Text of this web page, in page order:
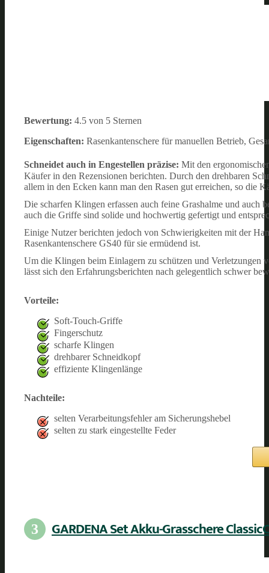
Bewertung: 4.5 von 5 Sternen
Eigenschaften: Rasenkantenschere für manuellen Betrieb,
Schneidet auch in Engestellen präzise: Mit den
Käufer in den Rezensionen berichten. Durch den drehbaren
allem in den Ecken kann man den Rasen gut erreichen, so die
Die scharfen Klingen erfassen auch feine Grashalme und auch
auch die Griffe sind solide und hochwertig gefertigt und
Einige Nutzer berichten jedoch von Schwierigkeiten mit der
Rasenkantenschere GS40 für sie ermüdend ist.
Um die Klingen beim Einlagern zu schützen und Verletzungen
lässt sich den Erfahrungsberichten nach gelegentlich schwer
Vorteile:
Soft-Touch-Griffe
Fingerschutz
scharfe Klingen
drehbarer Schneidkopf
effiziente Klingenlänge
Nachteile:
selten Verarbeitungsfehler am Sicherungshebel
selten zu stark eingestellte Feder
3 GARDENA Set Akku-Grasschere